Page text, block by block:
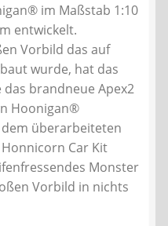
im Maßstab 1:10
entwickelt.
Vorbild das auf
wurde, hat das
das brandneue Apex2
Hoonigan®
überarbeiteten
Car Kit
Monster
Vorbild in nichts